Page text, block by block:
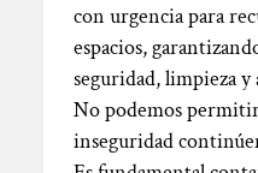
con urgencia para
espacios,
seguridad, limpieza
No podemos
inseguridad